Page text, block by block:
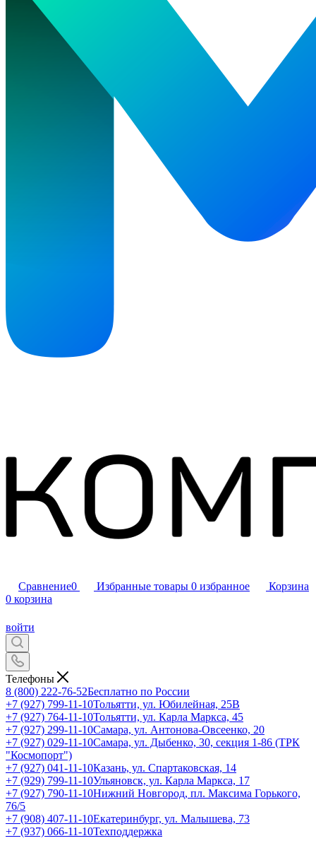
Сравнение0 Избранные товары 0 избранное
Корзина
0 корзина
войти
Телефоны
8 (800) 222-76-52Бесплатно по России
+7 (927) 799-11-10Тольятти, ул. Юбилейная, 25В
+7 (927) 764-11-10Тольятти, ул. Карла Маркса, 45
+7 (927) 299-11-10Самара, ул. Антонова-Овсеенко, 20
+7 (927) 029-11-10Самара, ул. Дыбенко, 30, секция 1-86 (ТРК
"Космопорт")
+7 (927) 041-11-10Казань, ул. Спартаковская, 14
+7 (929) 799-11-10Ульяновск, ул. Карла Маркса, 17
+7 (927) 790-11-10Нижний Новгород, пл. Максима Горького,
76/5
+7 (908) 407-11-10Екатеринбург, ул. Малышева, 73
+7 (937) 066-11-10Техподдержка